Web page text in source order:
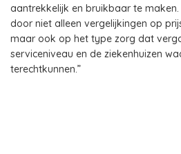
aantrekkelijk en bruikbaar te maken.
door niet alleen vergelijkingen op
maar ook op het type zorg dat
serviceniveau en de ziekenhuizen
terechtkunnen.”